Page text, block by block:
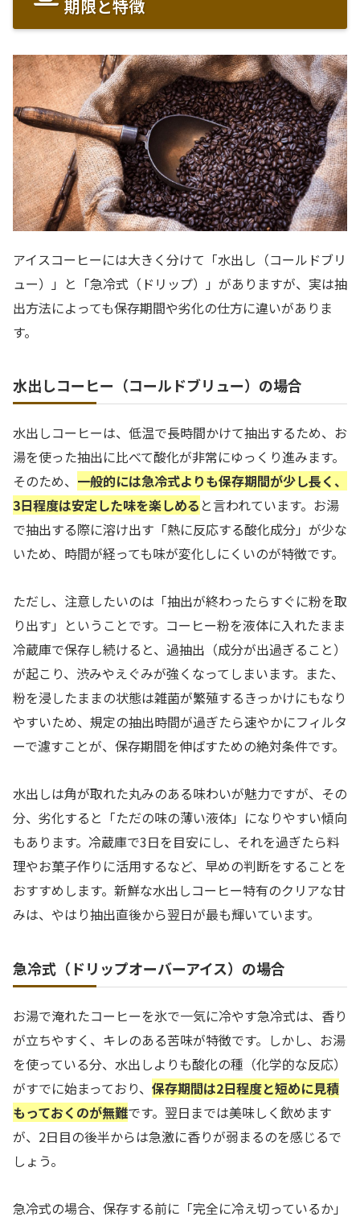
期限と特徴
アイスコーヒーには大きく分けて「水出し（コールドブリ
ュー）」と「急冷式（ドリップ）」がありますが、実は抽
出方法によっても保存期間や劣化の仕方に違いがありま
す。
水出しコーヒー（コールドブリュー）の場合
水出しコーヒーは、低温で長時間かけて抽出するため、お
湯を使った抽出に比べて酸化が非常にゆっくり進みます。
そのため、 一般的には急冷式よりも保存期間が少し長く、
3日程度は安定した味を楽しめる と言われています。お湯
で抽出する際に溶け出す「熱に反応する酸化成分」が少な
いため、時間が経っても味が変化しにくいのが特徴です。
ただし、注意したいのは「抽出が終わったらすぐに粉を取
り出す」ということです。コーヒー粉を液体に入れたまま
冷蔵庫で保存し続けると、過抽出（成分が出過ぎること）
が起こり、渋みやえぐみが強くなってしまいます。また、
粉を浸したままの状態は雑菌が繁殖するきっかけにもなり
やすいため、規定の抽出時間が過ぎたら速やかにフィルタ
ーで濾すことが、保存期間を伸ばすための絶対条件です。
水出しは角が取れた丸みのある味わいが魅力ですが、その
分、劣化すると「ただの味の薄い液体」になりやすい傾向
もあります。冷蔵庫で3日を目安にし、それを過ぎたら料
理やお菓子作りに活用するなど、早めの判断をすることを
おすすめします。新鮮な水出しコーヒー特有のクリアな甘
みは、やはり抽出直後から翌日が最も輝いています。
急冷式（ドリップオーバーアイス）の場合
お湯で淹れたコーヒーを氷で一気に冷やす急冷式は、香り
が立ちやすく、キレのある苦味が特徴です。しかし、お湯
を使っている分、水出しよりも酸化の種（化学的な反応）
がすでに始まっており、 保存期間は2日程度と短めに見積
もっておくのが無難です。翌日までは美味しく飲めます
が、2日目の後半からは急激に香りが弱まるのを感じるで
しょう。
急冷式の場合、保存する前に「完全に冷え切っているか」